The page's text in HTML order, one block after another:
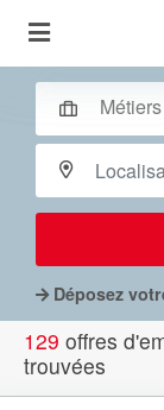
Déposez
129 offres
trouvées